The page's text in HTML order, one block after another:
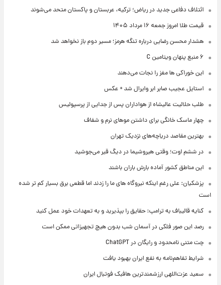
ائتلاف دفاعی جدید در ریاض؛ ترکیه، عربستان و پاکستان متحد می‌شوند
قیمت طلا امروز جمعه ۱۶ مرداد ۱۴۰۵
هشدار محسن رضایی درباره تنگه هرمز؛ مسیر دوم باز نخواهد شد
۶ منبع پنهان ویتامین C
این خوراکی ها مغز را نجات می‌دهند
استایل عجیب صابر ابر وایرال شد + عکس
طلب حلالیت عالیشاه از هواداران پس از جدایی از پرسپولیس
چهار ماسک خانگی برای داشتن موهای نرم و شفاف
بهترین مقاصد دریاچه‌های نزدیک تهران
در ششم اوت؛ وقتی هیروشیما در دیگ قیر می‌جوشید
این مناطق کشور آماده بارش باران باشند
پزشکیان: علی رغم اینکه نیروگاه های ما را زدند اما قطعی برق بسیار کم تر شده
است
کنایه قالیباف به ترامپ: حقایق را بپذیرید و به تعهدات خود عمل کنید
رصد این صور فلکی در آسمان شب بدون هیچ تجهیزاتی ممکن است
چت متنی نامحدود و رایگان در ChatGPT
شرایط تفاهم‌نامه به نفع ایران بهبود یافت
سعید عزت‌اللهی ارزشمندترین هافبک فوتبال ایران